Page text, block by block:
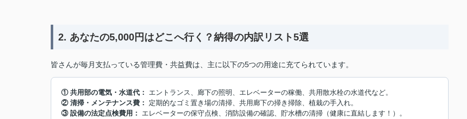
2. あなたの5,000円はどこへ行く？納得の内訳リスト5選
皆さんが毎月支払っている管理費・共益費は、主に以下の5つの用途に充てられています。
① 共用部の電気・水道代：
エントランス、廊下の照明、エレベーターの稼働、共用散水栓の水道代など。
② 清掃・メンテナンス費：
定期的なゴミ置き場の清掃、共用廊下の掃き掃除、植栽の手入れ。
③ 設備の法定点検費用：
エレベーターの保守点検、消防設備の確認、貯水槽の清掃（健康に直結します！）。